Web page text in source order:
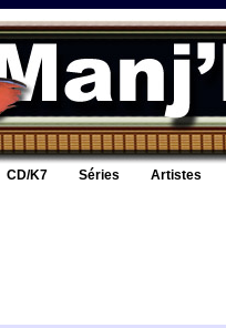
CD/K7 Séries Artistes